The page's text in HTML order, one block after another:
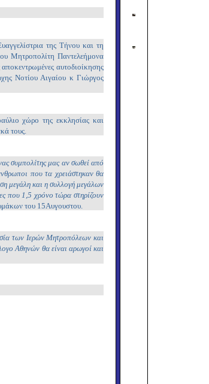
της Τήνου και τη
Μητροπολίτη Παντελεήμονα
αυτοδιοίκησης
Νοτίου Αιγαίου κ Γιώργος
χώρο της εκκλησίας και
τους.
συμπολίτης μας αν σωθεί από
που τα χρειάστηκαν θα
μεγάλη και η συλλογή μεγάλων
που 1,5 χρόνο τώρα στηρίζουν
του 15Αυγουστου.
των Ιερών Μητροπόλεων και
Αθηνών θα είναι αρωγοί και